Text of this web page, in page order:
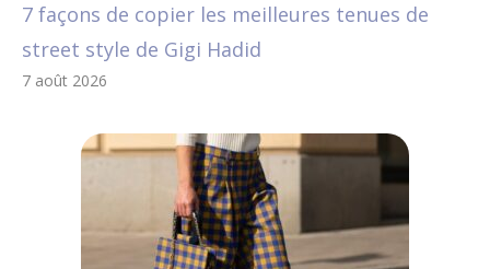
7 façons de copier les meilleures tenues de
street style de Gigi Hadid
7 août 2026